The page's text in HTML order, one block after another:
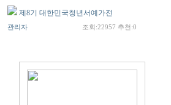
제8기 대한민국청년서예가전
관리자 조회:22957 추천:0